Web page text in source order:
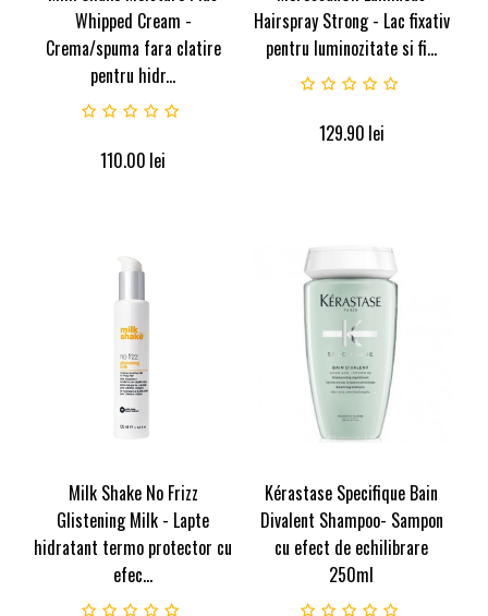
Whipped Cream -
Crema/spuma fara clatire
pentru hidr...
110.00 lei
Hairspray Strong - Lac fixativ
pentru luminozitate si fi...
129.90 lei
Milk Shake No Frizz
Glistening Milk - Lapte
hidratant termo protector cu
efec...
Kérastase Specifique Bain
Divalent Shampoo- Sampon
cu efect de echilibrare
250ml